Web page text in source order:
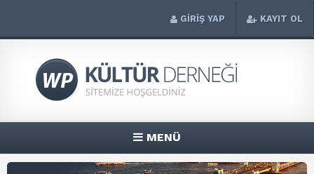
GİRİŞ YAP KAYIT OL
MENÜ